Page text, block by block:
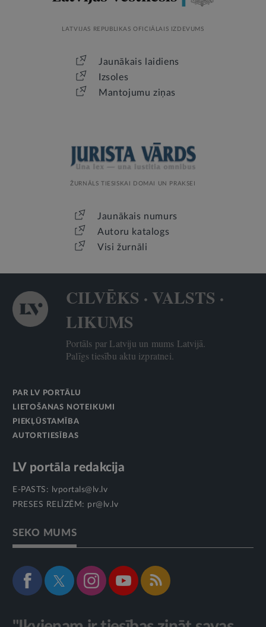
LATVIJAS REPUBLIKAS OFICIĀLAIS IZDEVUMS
Jaunākais laidiens
Izsoles
Mantojumu ziņas
ŽURNĀLS TIESISKAI DOMAI UN PRAKSEI
Jaunākais numurs
Autoru katalogs
Visi žurnāli
CILVĒKS · VALSTS ·
LIKUMS
Portāls par Latviju un mums Latvijā.
Palīgs tiesību aktu izpratnei.
PAR LV PORTĀLU
LIETOŠANAS NOTEIKUMI
PIEKĻŪSTAMĪBA
AUTORTIESĪBAS
LV portāla redakcija
E-PASTS:
lvportals@lv.lv
PRESES RELĪZĒM: pr@lv.lv
SEKO MUMS